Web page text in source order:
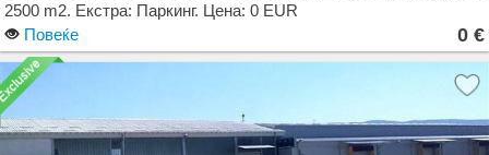
2500 m2. Екстра: Паркинг. Цена: 0 EUR
Повеќе
0 €